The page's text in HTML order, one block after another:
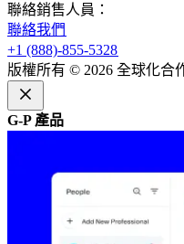
聯絡銷售人員：​​
聯絡我們​​
+1 (888)-855-5328​​
版權所有 © 2026 全球化合
G-P 產品​​